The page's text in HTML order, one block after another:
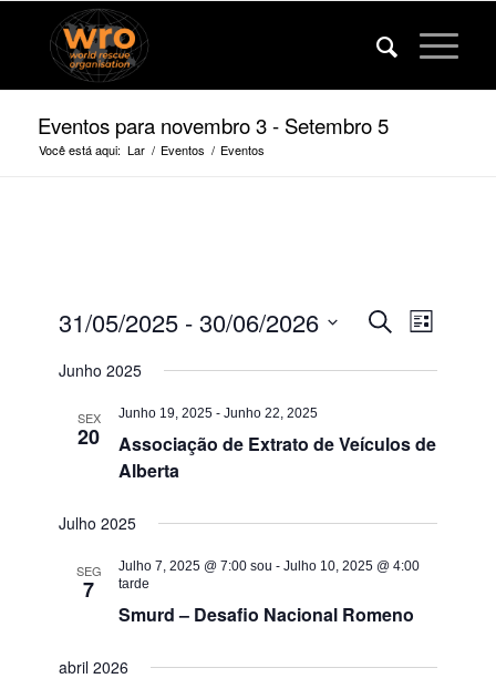
Eventos para novembro 3 - Setembro 5
Você está aqui: Lar / Eventos / Eventos
Eventos
de
ProcurarEvento
Veja
a
Lista
31/05/2025 - 30/06/2026
a
Junho 2025
SEX
20
Junho 19, 2025 -Junho 22, 2025
Associação de Extrato de Veículos de
Alberta
Julho 2025
SEG
7
Julho 7, 2025 @ 7:00 sou -Julho 10, 2025 @ 4:00
tarde
Smurd – Desafio Nacional Romeno
abril 2026